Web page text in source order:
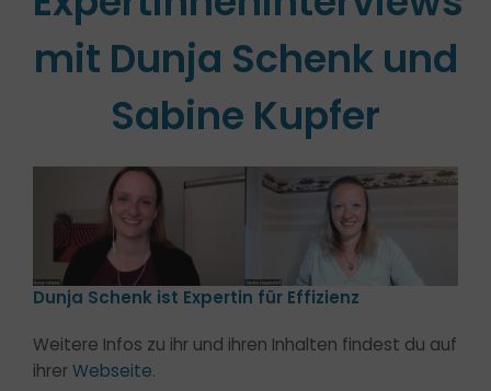
mit Dunja Schenk und
Sabine Kupfer
Dunja Schenk ist Expertin für Effizienz
Weitere Infos zu ihr und ihren Inhalten findest du auf
ihrerWebseite.